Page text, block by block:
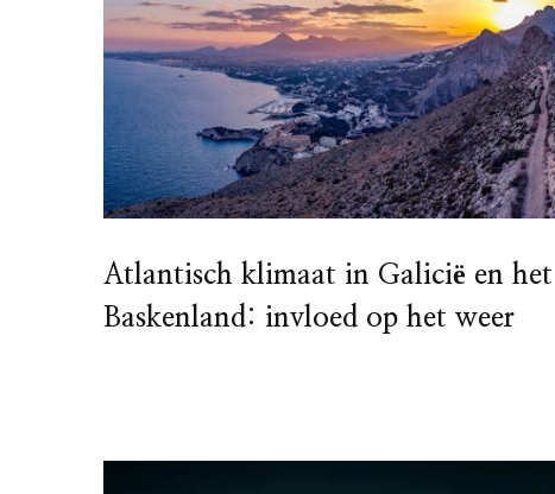
Atlantisch klimaat in Galicië en het
Baskenland: invloed op het weer